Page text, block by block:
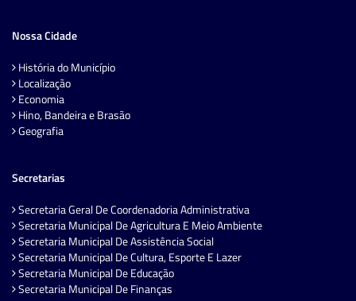
Nossa Cidade
História do Município
Localização
Economia
Hino, Bandeira e Brasão
Geografia
Secretarias
Secretaria Geral De Coordenadoria Administrativa
Secretaria Municipal De Agricultura E Meio Ambiente
Secretaria Municipal De Assistência Social
Secretaria Municipal De Cultura, Esporte E Lazer
Secretaria Municipal De Educação
Secretaria Municipal De Finanças